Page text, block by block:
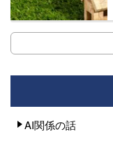
AI関係の話